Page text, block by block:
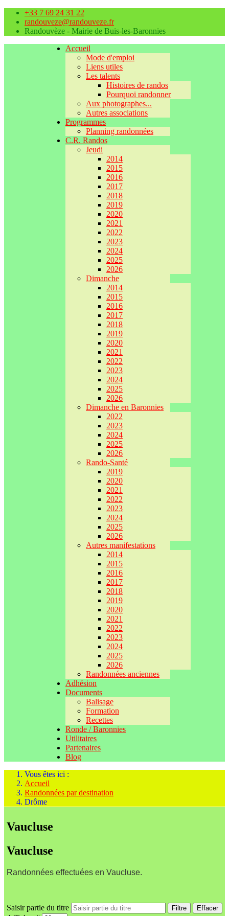
+33 7 69 24 31 22
randouveze@randouveze.fr
Randouvèze - Mairie de Buis-les-Baronnies
Accueil
Mode d'emploi
Liens utiles
Les talents
Histoires de randos
Pourquoi randonner
Aux photographes...
Autres associations
Programmes
Planning randonnées
C.R. Randos
Jeudi
2014
2015
2016
2017
2018
2019
2020
2021
2022
2023
2024
2025
2026
Dimanche
2014
2015
2016
2017
2018
2019
2020
2021
2022
2023
2024
2025
2026
Dimanche en Baronnies
2022
2023
2024
2025
2026
Rando-Santé
2019
2020
2021
2022
2023
2024
2025
2026
Autres manifestations
2014
2015
2016
2017
2018
2019
2020
2021
2022
2023
2024
2025
2026
Randonnées anciennes
Adhésion
Documents
Balisage
Formation
Recettes
Ronde / Baronnies
Utilitaires
Partenaires
Blog
Vous êtes ici :
Accueil
Randonnées par destination
Drôme
Vaucluse
Vaucluse
Randonnées effectuées en Vaucluse.
Saisir partie du titre Filtre Effacer